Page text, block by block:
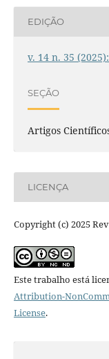
EDIÇÃO
v. 14 n. 35
SEÇÃO
Artigos
LICENÇA
Copyright (c) 2025
Este trabalho está
Attribution-
License.